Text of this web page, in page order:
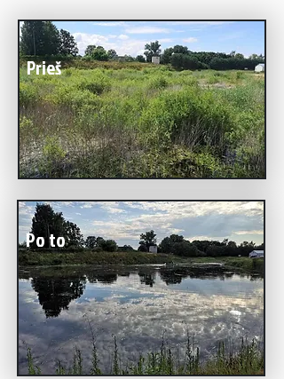
Prieš
Po to